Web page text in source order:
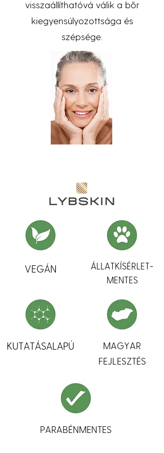
visszaállíthatóvá válik a bőr
kiegyensúlyozottsága és
szépsége.
VEGÁN
ÁLLATKÍSÉRLET-
MENTES
KUTATÁSALAPÚ
MAGYAR
FEJLESZTÉS
PARABÉNMENTES